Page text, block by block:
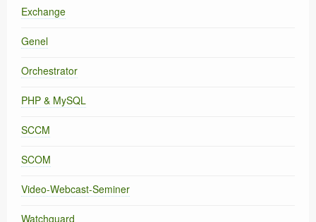
Exchange
Genel
Orchestrator
PHP & MySQL
SCCM
SCOM
Video-Webcast-Seminer
Watchguard